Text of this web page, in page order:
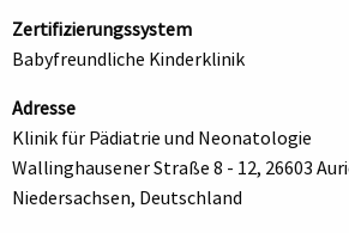
Zertifizierungssystem
Babyfreundliche Kinderklinik
Adresse
Klinik für Pädiatrie und Neonatologie
Wallinghausener Straße 8 - 12, 26603
Niedersachsen, Deutschland